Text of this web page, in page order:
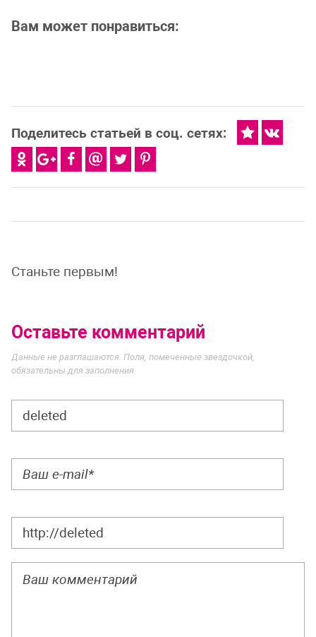
Вам может понравиться:
Поделитесь статьей в соц. сетях:
Станьте первым!
Оставьте комментарий
Данные не разглашаются. Поля, помеченные звездочкой,
обязательны для заполнения